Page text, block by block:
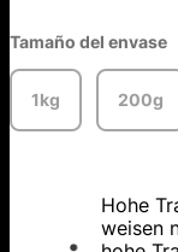
Tamaño del envase
1kg 200g
Hohe
weisen